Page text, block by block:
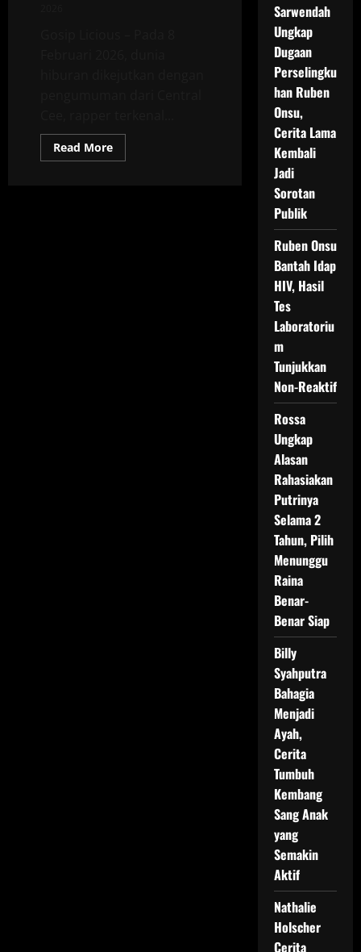
Read MoreRead
more
Sarwendah
Ungkap
Dugaan
Perselingku
han Ruben
Onsu,
Cerita Lama
Kembali
Jadi
Sorotan
Publik
Ruben Onsu
Bantah Idap
HIV, Hasil
Tes
Laboratoriu
m
Tunjukkan
Non-Reaktif
Rossa
Ungkap
Alasan
Rahasiakan
Putrinya
Selama 2
Tahun, Pilih
Menunggu
Raina
Benar-
Benar Siap
Billy
Syahputra
Bahagia
Menjadi
Ayah,
Cerita
Tumbuh
Kembang
Sang Anak
yang
Semakin
Aktif
Nathalie
Holscher
Cerita